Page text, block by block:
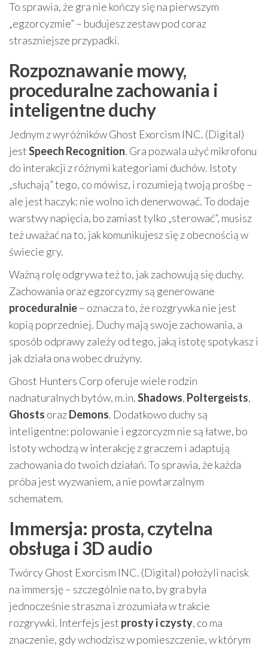
To sprawia, że gra nie kończy się na pierwszym
„egzorcyzmie” – budujesz zestaw pod coraz
straszniejsze przypadki.
Rozpoznawanie mowy,
proceduralne zachowania i
inteligentne duchy
Jednym z wyróżników Ghost Exorcism INC. (Digital)
jestSpeech Recognition. Gra pozwala użyć mikrofonu
do interakcji z różnymi kategoriami duchów. Istoty
„słuchają” tego, co mówisz, i rozumieją twoją prośbę –
ale jest haczyk: nie wolno ich denerwować. To dodaje
warstwy napięcia, bo zamiast tylko „sterować”, musisz
też uważać na to, jak komunikujesz się z obecnością w
świecie gry.
Ważną rolę odgrywa też to, jak zachowują się duchy.
Zachowania oraz egzorcyzmy są generowane
proceduralnie– oznacza to, że rozgrywka nie jest
kopią poprzedniej. Duchy mają swoje zachowania, a
sposób odprawy zależy od tego, jaką istotę spotykasz i
jak działa ona wobec drużyny.
Ghost Hunters Corp oferuje wiele rodzin
nadnaturalnych bytów, m.in.Shadows, Poltergeists,
Ghosts orazDemons. Dodatkowo duchy są
inteligentne: polowanie i egzorcyzm nie są łatwe, bo
istoty wchodzą w interakcję z graczem i adaptują
zachowania do twoich działań. To sprawia, że każda
próba jest wyzwaniem, a nie powtarzalnym
schematem.
Immersja: prosta, czytelna
obsługa i 3D audio
Twórcy Ghost Exorcism INC. (Digital) położyli nacisk
na immersję – szczególnie na to, by gra była
jednocześnie straszna i zrozumiała w trakcie
rozgrywki. Interfejs jest prosty i czysty, co ma
znaczenie, gdy wchodzisz w pomieszczenie, w którym